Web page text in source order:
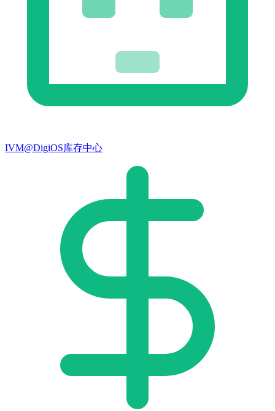
IVM@DigiOS库存中心